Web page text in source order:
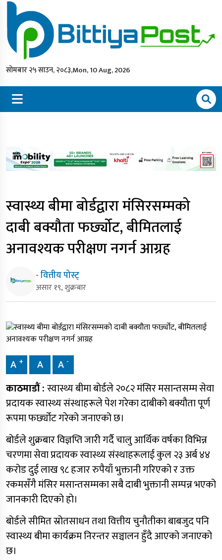
सोमबार २५ साउन, २०८३,Mon, 10 Aug, 2026
स्वास्थ्य बीमा बोर्डद्वारा मंसिरसम्मको
दाबी बक्यौता फर्छ्योट, बीमितलाई
अनावश्यक परीक्षण नगर्न आग्रह
- वित्तीय पोस्ट्
असार १९, शुक्रबार
A + A A -
काठमाडौं :स्वास्थ्य बीमा बोर्डले २०८२ मंसिर मसान्तसम्म सेवा
प्रदायक स्वास्थ्य संस्थाहरूले पेश गरेका दाबीको बक्यौता पूर्ण
रूपमा फर्छ्योट गरेको जनाएको छ।
बोर्डले शुक्रबार विज्ञप्ति जारी गर्दै चालु आर्थिक वर्षका विभिन्न
चरणमा सेवा प्रदायक स्वास्थ्य संस्थाहरूलाई कुल २३ अर्ब ४४
करोड दुई लाख ९८ हजार रुपैयाँ भुक्तानी गरिएको र उक्त
रकमसँगै मंसिर मसान्तसम्मका सबै दाबी भुक्तानी सम्पन्न भएको
जानकारी दिएको हो।
बोर्डले सीमित स्रोतसाधन तथा वित्तीय चुनौतीका बाबजुद पनि
स्वास्थ्य बीमा कार्यक्रम निरन्तर सञ्चालन हुँदै आएको जनाएको
छ।